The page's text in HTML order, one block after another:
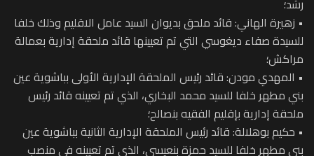
رشد؛
• زهيرة الهاني: قائد ملحق بديوان السيد عامل الاقليم وذلك خلفا
للسيدة صفاء ديغوسي التي تم تعيينها قائد ملحقة إدارية بعمالة
مراكش؛
• المهدي مودن: قائد رئيس الملحقة الإدارية الأولى بباشوية عين
بني مطهر خلفا للسيد محمد البخاري، الذي تم تعيينه قائد رئيس
ملحقة إدارية بإقليم الفقيه بنصالح؛
• حكيم بوهلالة: قائد رئيس الملحقة الإدارية الثانية بباشوية عين
بني مطهر خلفا للسيد حمزة بنعيسى، الذي تم تعيينه في منصب